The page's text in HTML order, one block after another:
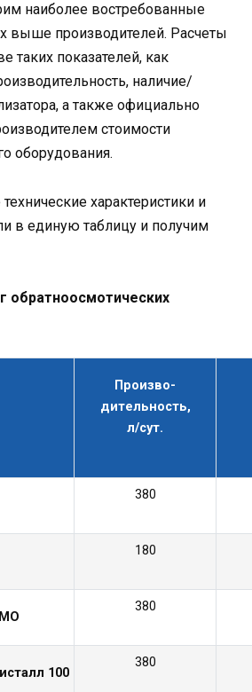
наиболее востребованные
выше производителей. Расчеты
таких показателей, как
наличие/
а также официально
стоимости
оборудования.
характеристики и
в единую таблицу и получим
обратноосмотических
Произво-
дительность,
л/сут.
380
180
380
100
380